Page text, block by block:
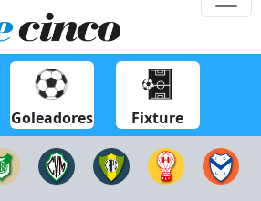
Goleadores Fixture